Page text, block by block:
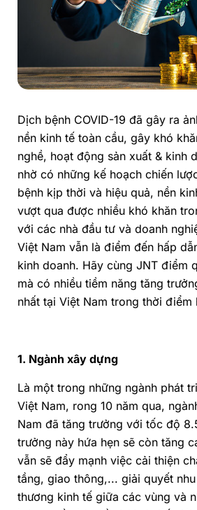
Dịch bệnh COVID-19 đã gây ra
nền kinh tế toàn cầu, gây khó
nghề, hoạt động sản xuất & kinh
nhờ có những kế hoạch chiến
bệnh kịp thời và hiệu quả, nền
vượt qua được nhiều khó khăn
với các nhà đầu tư và doanh
Việt Nam vẫn là điểm đến hấp
kinh doanh. Hãy cùng JNT điểm
mà có nhiều tiềm năng tăng
nhất tại Việt Nam trong thời điểm
1. Ngành xây dựng
Là một trong những ngành phát
Việt Nam, rong 10 năm qua,
Nam đã tăng trưởng với tốc độ
trưởng này hứa hẹn sẽ còn tăng
vẫn sẽ đẩy mạnh việc cải thiện
tầng, giao thông,... giải quyết
thương kinh tế giữa các vùng và